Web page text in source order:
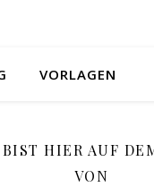
VORLAGEN
HIER AUF
VON